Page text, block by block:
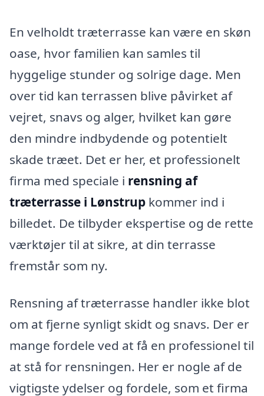
En velholdt træterrasse kan være en skøn
oase, hvor familien kan samles til
hyggelige stunder og solrige dage. Men
over tid kan terrassen blive påvirket af
vejret, snavs og alger, hvilket kan gøre
den mindre indbydende og potentielt
skade træet. Det er her, et professionelt
firma med speciale i rensning af
træterrasse i Lønstrup kommer ind i
billedet. De tilbyder ekspertise og de rette
værktøjer til at sikre, at din terrasse
fremstår som ny.
Rensning af træterrasse handler ikke blot
om at fjerne synligt skidt og snavs. Der er
mange fordele ved at få en professionel til
at stå for rensningen. Her er nogle af de
vigtigste ydelser og fordele, som et firma